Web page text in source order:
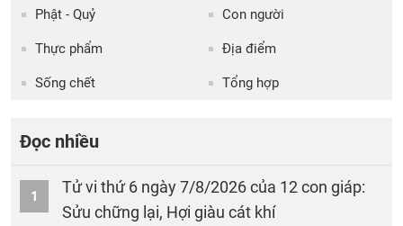
Phật - Quỷ Con người
Thực phẩm Địa điểm
Sống chết Tổng hợp
Đọc nhiều
1
Tử vi thứ 6 ngày 7/8/2026 của 12 con giáp:
Sửu chững lại, Hợi giàu cát khí